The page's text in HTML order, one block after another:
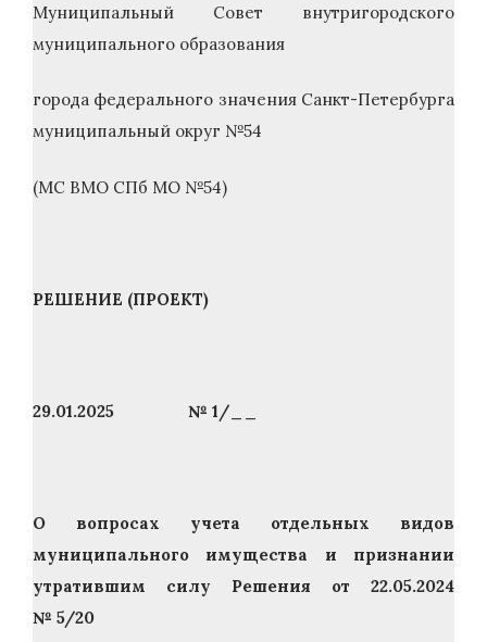
Муниципальный Совет внутригородского
муниципального образования
города федерального значения Санкт-Петербурга
муниципальный округ №54
(МС ВМО СПб МО №54)
РЕШЕНИЕ (ПРОЕКТ)
29.01.2025 № 1/__
О вопросах учета отдельных видов
муниципального имущества и признании
утратившим силу Решения от 22.05.2024
№ 5/20